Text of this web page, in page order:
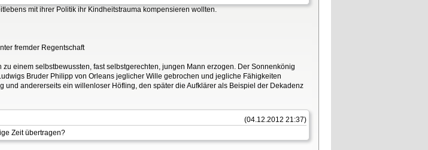
mit ihrer Politik ihr Kindheitstrauma kompensieren wollten.
fremder Regentschaft
einem selbstbewussten, fast selbstgerechten, jungen Mann erzogen. Der Sonnenkönig
Bruder Philipp von Orleans jeglicher Wille gebrochen und jegliche Fähigkeiten
andererseits ein willenloser Höfling, den später die Aufklärer als Beispiel der Dekadenz
(04.12.2012 21:37)
Zeit übertragen?